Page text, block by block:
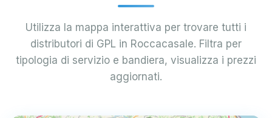
Utilizza la mappa interattiva per trovare tutti i
distributori di GPL in Roccacasale. Filtra per
tipologia di servizio e bandiera, visualizza i prezzi
aggiornati.